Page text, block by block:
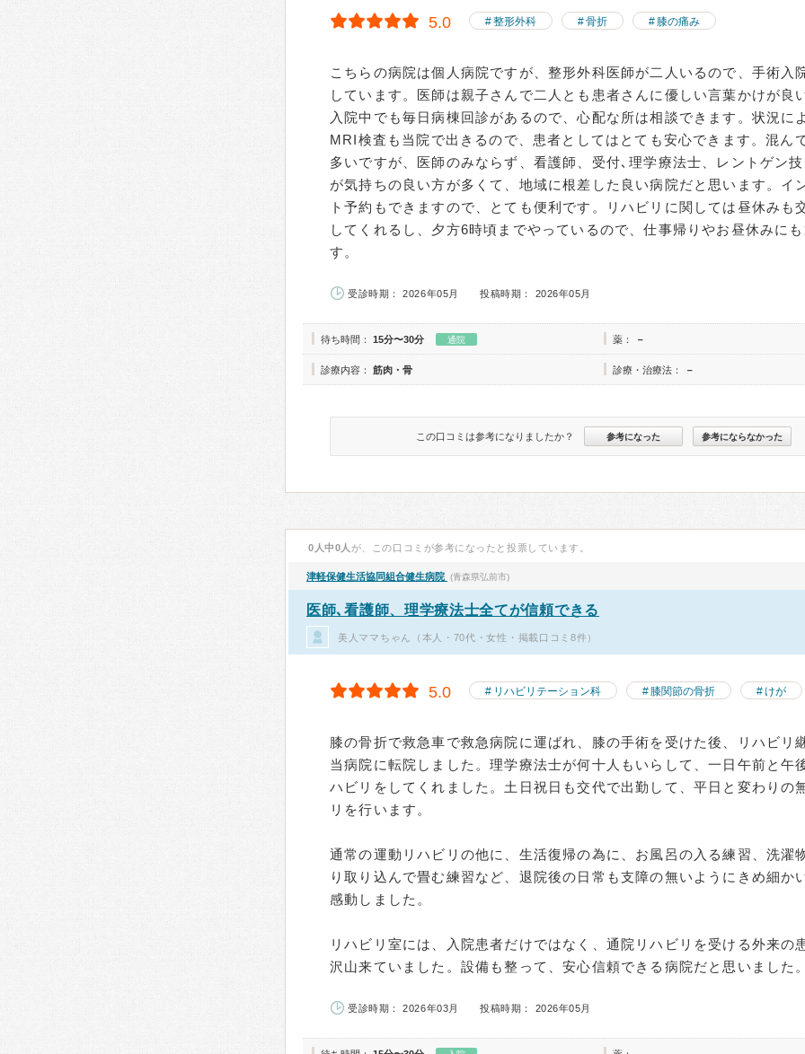
5.0 整形外科 骨折 膝の痛み
こちらの病院は個人病院ですが、整形外科医師が二人いるので、手術入
しています。医師は親子さんで二人とも患者さんに優しい言葉かけが良
入院中でも毎日病棟回診があるので、心配な所は相談できます。状況に
MRI検査も当院で出きるので、患者としてはとても安心できます。混ん
多いですが、医師のみならず、看護師、受付､理学療法士、レントゲン
が気持ちの良い方が多くて、地域に根差した良い病院だと思います。イ
ト予約もできますので、とても便利です。リハビリに関しては昼休みも
してくれるし、夕方6時頃までやっているので、仕事帰りやお昼休みに
す。
受診時期： 2026年05月 投稿時期： 2026年05月
待ち時間： 15分〜30分 通院 薬： －
診療内容： 筋肉・骨 診療・治療法： －
この口コミは参考になりましたか？ 参考になった 参考にならなかった
0人中0人 が、この口コミが参考になったと投票しています。
津軽保健生活協同組合健生病院 (青森県弘前市)
医師､看護師、理学療法士全てが信頼できる
美人ママちゃん（本人・70代・女性・掲載口コミ8件）
5.0 リハビリテーション科 膝関節の骨折 けが
膝の骨折で救急車で救急病院に運ばれ、膝の手術を受けた後、リハビリ
当病院に転院しました。理学療法士が何十人もいらして、一日午前と午
ハビリをしてくれました。土日祝日も交代で出勤して、平日と変わりの
リを行います。
通常の運動リハビリの他に、生活復帰の為に、お風呂の入る練習、洗濯
り取り込んで畳む練習など、退院後の日常も支障の無いようにきめ細か
感動しました。
リハビリ室には、入院患者だけではなく、通院リハビリを受ける外来の
沢山来ていました。設備も整って、安心信頼できる病院だと思いました
受診時期： 2026年03月 投稿時期： 2026年05月